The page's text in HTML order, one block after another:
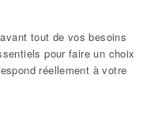
tout de vos besoins
pour faire un choix
réellement à votre